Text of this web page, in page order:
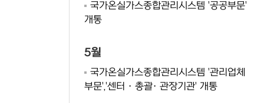
국가온실가스종합관리시스템 '공공부문'
개통
5월
국가온실가스종합관리시스템 '관리업체
부문','센터 · 총괄· 관장기관' 개통